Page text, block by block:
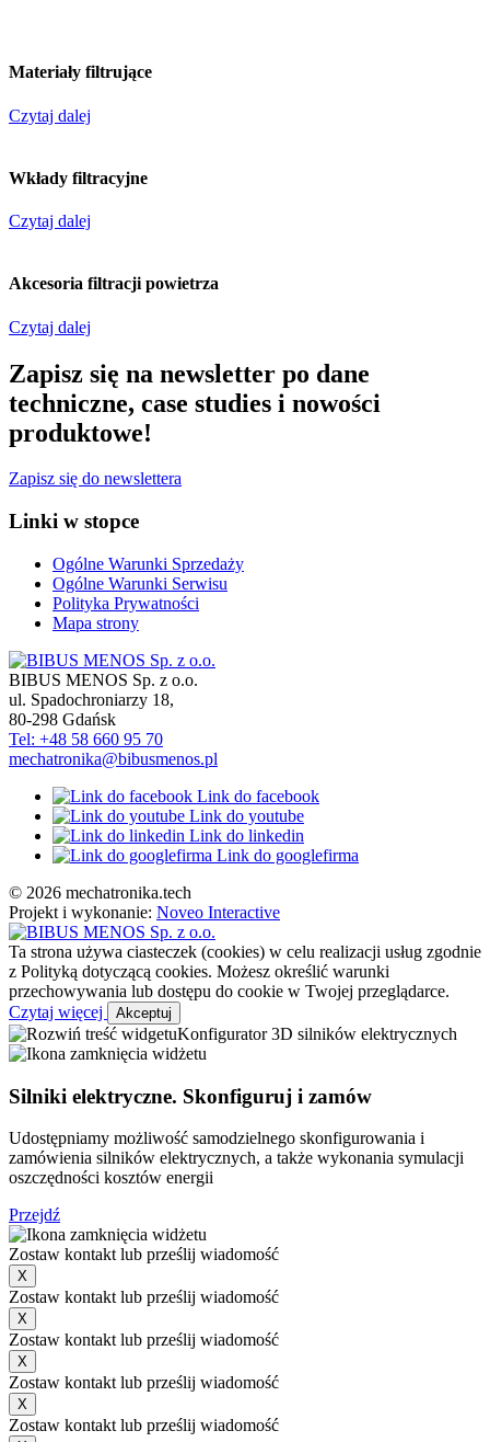
Materiały filtrujące
Czytaj dalej
Wkłady filtracyjne
Czytaj dalej
Akcesoria filtracji powietrza
Czytaj dalej
Zapisz się na newsletter po dane
techniczne, case studies i nowości
produktowe!
Zapisz się do newslettera
Linki w stopce
Ogólne Warunki Sprzedaży
Ogólne Warunki Serwisu
Polityka Prywatności
Mapa strony
BIBUS MENOS Sp. z o.o.
ul. Spadochroniarzy 18,
80-298 Gdańsk
Tel: +48 58 660 95 70
mechatronika@bibusmenos.pl
Link do facebook
Link do youtube
Link do linkedin
Link do googlefirma
© 2026 mechatronika.tech
Projekt i wykonanie: Noveo Interactive
Ta strona używa ciasteczek (cookies) w celu realizacji usług zgodnie
z Polityką dotyczącą cookies. Możesz określić warunki
przechowywania lub dostępu do cookie w Twojej przeglądarce.
Czytaj więcej
Akceptuj
Konfigurator 3D silników elektrycznych
Silniki elektryczne. Skonfiguruj i zamów
Udostępniamy możliwość samodzielnego skonfigurowania i
zamówienia silników elektrycznych, a także wykonania symulacji
oszczędności kosztów energii
Przejdź
Zostaw kontakt lub prześlij wiadomość
X
Zostaw kontakt lub prześlij wiadomość
X
Zostaw kontakt lub prześlij wiadomość
X
Zostaw kontakt lub prześlij wiadomość
X
Zostaw kontakt lub prześlij wiadomość